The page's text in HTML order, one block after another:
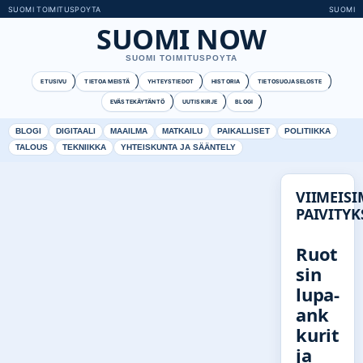
SUOMI TOIMITUSPOYTA SUOMI
SUOMI NOW
SUOMI TOIMITUSPOYTA
ETUSIVU TIETOA MEISTÄ YHTEYSTIEDOT HISTORIA TIETOSUOJASELOSTE
EVÄSTEKÄYTÄNTÖ UUTISKIRJE BLOGI
BLOGI DIGITAALI MAAILMA MATKAILU PAIKALLISET
POLITIIKKA
TALOUS
TEKNIIKKA YHTEISKUNTA JA SÄÄNTELY
Ruot
sin
lupa-
ank
kurit
ja